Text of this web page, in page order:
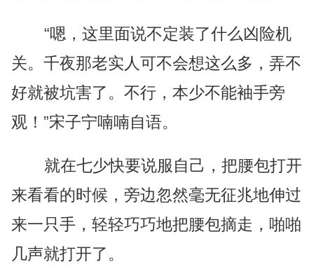
“嗯，这里面说不定装了什么凶险机
关。千夜那老实人可不会想这么多，弄不
好就被坑害了。不行，本少不能袖手旁
观！”宋子宁喃喃自语。
就在七少快要说服自己，把腰包打开
来看看的时候，旁边忽然毫无征兆地伸过
来一只手，轻轻巧巧地把腰包摘走，啪啪
几声就打开了。